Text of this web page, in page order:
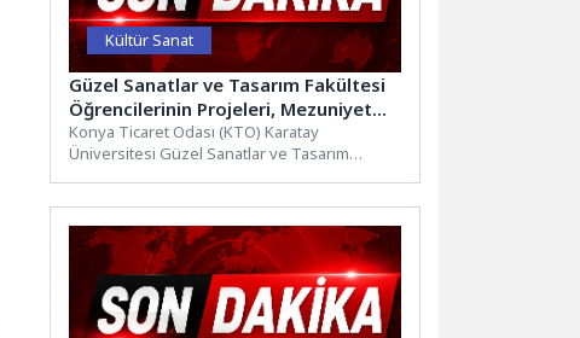
Kültür Sanat
Güzel Sanatlar ve Tasarım Fakültesi
Öğrencilerinin Projeleri, Mezuniyet
Sergisinde Ziyaretçilerle Buluştu
Konya Ticaret Odası (KTO) Karatay
Üniversitesi Güzel Sanatlar ve Tasarım